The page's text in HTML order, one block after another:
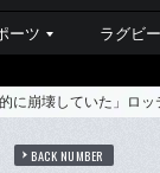
ーツ ラグビー
的に崩壊していた」ロ
BACK NUMBER